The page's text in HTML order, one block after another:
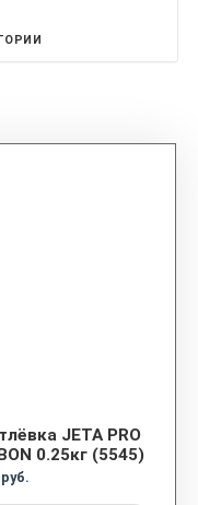
JETA PRO
0.25кг (5545)